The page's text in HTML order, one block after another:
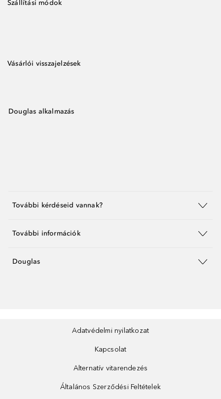
Szállítási módok
Vásárlói visszajelzések
Douglas alkalmazás
További kérdéseid vannak?
További információk
Douglas
Adatvédelmi nyilatkozat
Kapcsolat
Alternatív vitarendezés
Általános Szerződési Feltételek